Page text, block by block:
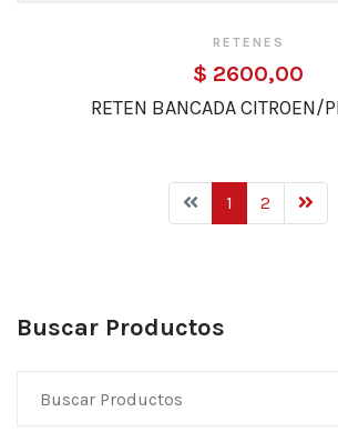
Buscar Productos
RETENES
$ 2600,00
RETEN BANCADA CITROEN/
1 2